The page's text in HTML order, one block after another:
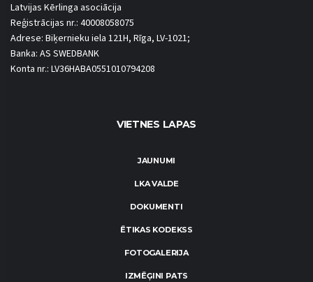
Latvijas Kērlinga asociācija
Reģistrācijas nr.: 40008058075
Adrese: Biķernieku iela 121H, Rīga, LV-1021;
Banka: AS SWEDBANK
Konta nr.: LV36HABA0551010794208
VIETNES LAPAS
JAUNUMI
LKA VALDE
DOKUMENTI
ĒTIKAS KODEKSS
FOTOGALERIJA
IZMĒĢINI PATS